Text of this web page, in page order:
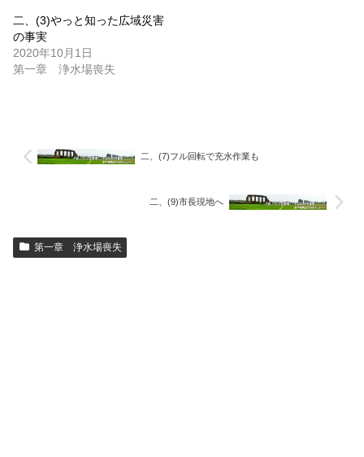
二、(3)やっと知った広域災害
の事実
2020年10月1日
第一章 浄水場喪失
二、(7)フル回転で充水作業も
二、(9)市長現地へ
第一章 浄水場喪失